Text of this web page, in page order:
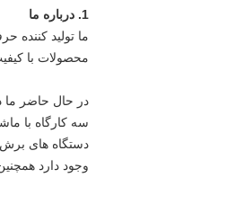
1. درباره ما
محصولات با
در حال حاضر ما
دستگاه های
وجود دارد